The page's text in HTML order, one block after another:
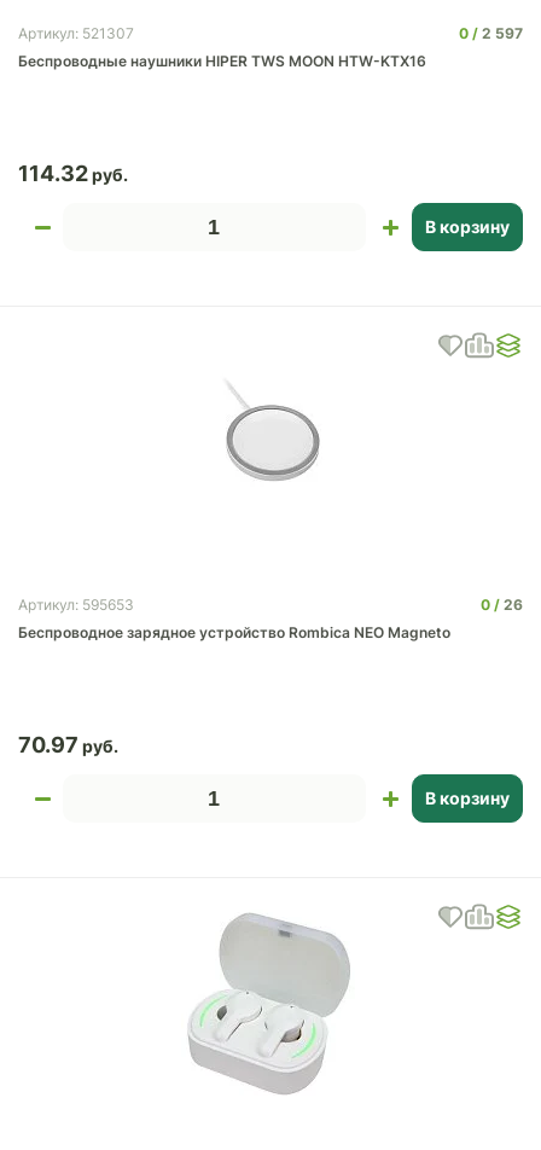
Артикул: 521307 0
2 597
Беспроводные наушники HIPER TWS MOON HTW-KTX16
114.32
В корзину
Артикул: 595653 0
26
Беспроводное зарядное устройство Rombica NEO Magneto
70.97
В корзину